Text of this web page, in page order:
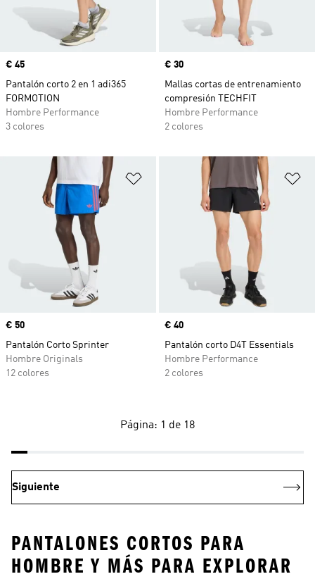
Precio
€ 45
Pantalón corto 2 en 1 adi365
FORMOTION
Hombre Performance
3 colores
Precio
€ 30
Mallas cortas de entrenamiento
compresión TECHFIT
Hombre Performance
2 colores
Añadir a la lista de deseos
Precio
€ 50
Pantalón Corto Sprinter
Hombre Originals
12 colores
Precio
€ 40
Pantalón corto D4T Essentials
Hombre Performance
2 colores
Página: 1 de 18
Siguiente
PANTALONES CORTOS PARA
HOMBRE Y MÁS PARA EXPLORAR